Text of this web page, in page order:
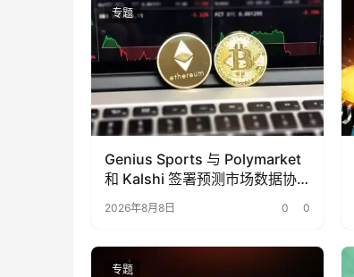
专题
Genius Sports 与 Polymarket
和 Kalshi 签署预测市场数据协
2026年8月8日 0 0
专题